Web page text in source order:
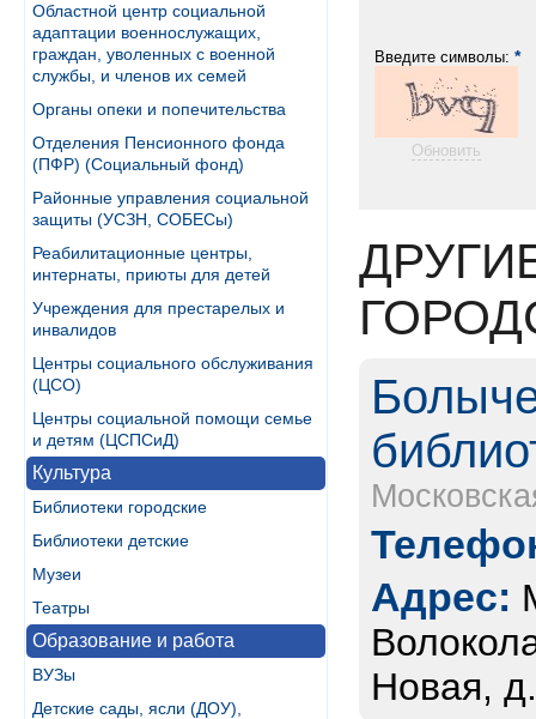
Областной центр социальной
адаптации военнослужащих,
граждан, уволенных с военной
службы, и членов их семей
Органы опеки и попечительства
Отделения Пенсионного фонда
(ПФР) (Социальный фонд)
Районные управления социальной
защиты (УСЗН, СОБЕСы)
Реабилитационные центры,
интернаты, приюты для детей
Учреждения для престарелых и
инвалидов
Центры социального обслуживания
(ЦСО)
Центры социальной помощи семье
и детям (ЦСПСиД)
Культура
Библиотеки городские
Библиотеки детские
Музеи
Театры
Образование и работа
ВУЗы
Детские сады, ясли (ДОУ),
Введите символы: *
Обновить
Адрес:
Новая,